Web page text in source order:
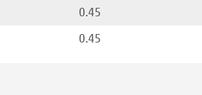
0.45
0.45